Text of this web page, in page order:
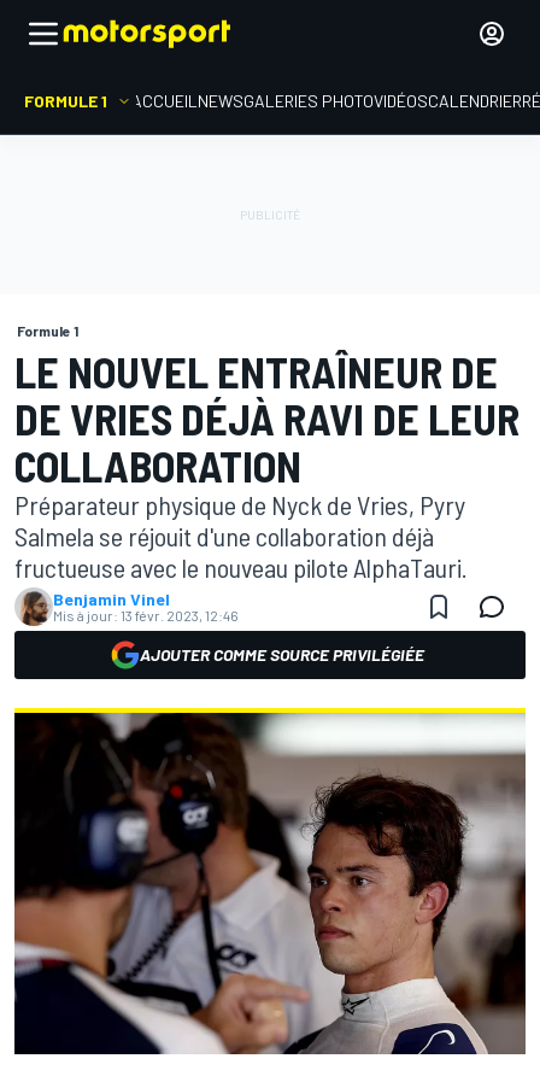
FORMULE 1 ACCUEIL NEWSGALERIES PHOTOVIDÉOSCALENDRIER
Formule 1
LE NOUVEL ENTRAÎNEUR DE
DE VRIES DÉJÀ RAVI DE LEUR
COLLABORATION
Préparateur physique de Nyck de Vries, Pyry
Salmela se réjouit d'une collaboration déjà
fructueuse avec le nouveau pilote AlphaTauri.
Benjamin Vinel
Mis à jour: 13 févr. 2023, 12:46
AJOUTER COMME SOURCE PRIVILÉGIÉE